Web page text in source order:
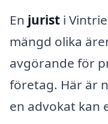
En jurist i
mängd olika
avgörande för
företag. Här är
en advokat kan